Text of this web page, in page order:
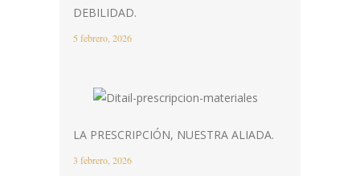
DEBILIDAD.
5 febrero, 2026
LA PRESCRIPCIÓN, NUESTRA ALIADA.
3 febrero, 2026